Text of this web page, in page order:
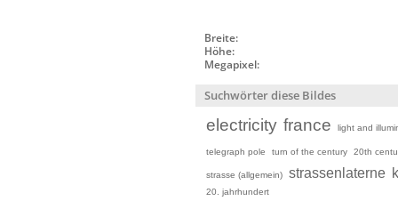
Breite:
Höhe:
Megapixel:
Suchwörter diese Bildes
electricity france light and
telegraph pole turn of the century 20th
strasse (allgemein) strassenlaterne
20. jahrhundert